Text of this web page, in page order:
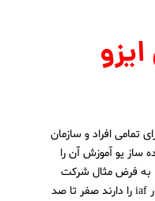
تمامی افراد و سازمان
ساز یو آموزش آن را
به فرض مثال شرکت
هایی که قصد دریافت مدرک تحت اعتبار iaf را دارند صفر تا صد